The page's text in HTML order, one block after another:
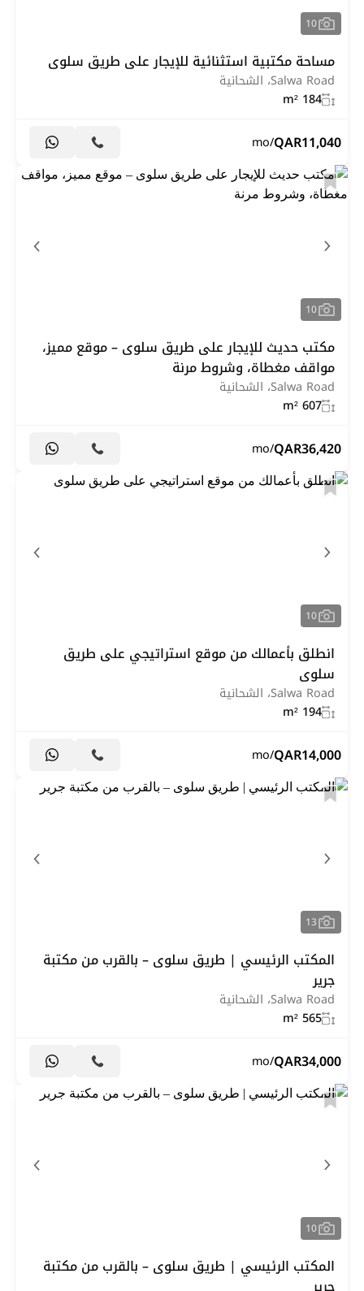
10
مساحة مكتبية استثنائية للإيجار على طريق سلوى
Salwa Road، الشحانية
184 m²
11,040
QAR
/mo
10
مكتب حديث للإيجار على طريق سلوى – موقع مميز،
مواقف مغطاة، وشروط مرنة
Salwa Road، الشحانية
607 m²
36,420
QAR
/mo
10
انطلق بأعمالك من موقع استراتيجي على طريق
سلوى
Salwa Road، الشحانية
194 m²
14,000
QAR
/mo
13
المكتب الرئيسي | طريق سلوى – بالقرب من مكتبة
جرير
Salwa Road، الشحانية
565 m²
34,000
QAR
/mo
10
المكتب الرئيسي | طريق سلوى – بالقرب من مكتبة